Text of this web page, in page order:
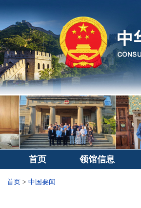
首页 领馆信息
首页 > 中国要闻